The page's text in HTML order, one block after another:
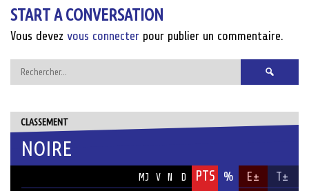
START A CONVERSATION
Vous devez vous connecter pour publier un commentaire.
Rechercher :
CLASSEMENT
NOIRE
MJ V N D PTS % E± T±